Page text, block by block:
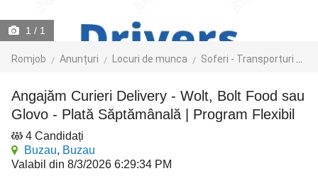
1 / 1
Romjob Anunțuri Locuri de munca Soferi - Transporturi
Angajăm Curieri Delivery - Wolt, Bolt Food sau
Glovo - Plată Săptămânală | Program Flexibil
4 Candidați
Buzau, Buzau
Valabil din 8/3/2026 6:29:34 PM